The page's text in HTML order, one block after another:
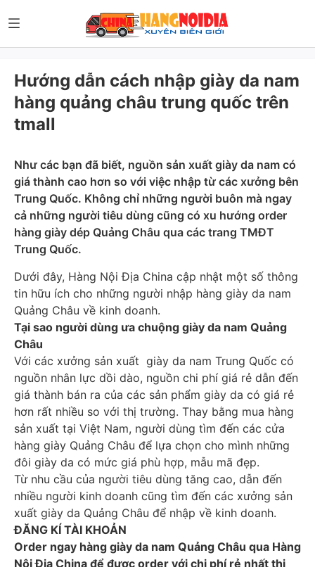
Hướng dẫn cách nhập giày da nam
hàng quảng châu trung quốc trên
tmall
Như các bạn đã biết, nguồn sản xuất giày da nam có
giá thành cao hơn so với việc nhập từ các xưởng bên
Trung Quốc. Không chỉ những người buôn mà ngay
cả những người tiêu dùng cũng có xu hướng order
hàng giày dép Quảng Châu qua các trang TMĐT
Trung Quốc.
Dưới đây, Hàng Nội Địa China cập nhật một số thông
tin hữu ích cho những người nhập hàng giày da nam
Quảng Châu về kinh doanh.
Tại sao người dùng ưa chuộng giày da nam Quảng
Châu
Với các xưởng sản xuất giày da nam Trung Quốc có
nguồn nhân lực dồi dào, nguồn chi phí giá rẻ dẫn đến
giá thành bán ra của các sản phẩm giày da có giá rẻ
hơn rất nhiều so với thị trường. Thay bằng mua hàng
sản xuất tại Việt Nam, người dùng tìm đến các cửa
hàng giày Quảng Châu để lựa chọn cho mình những
đôi giày da có mức giá phù hợp, mẫu mã đẹp.
Từ nhu cầu của người tiêu dùng tăng cao, dẫn đến
nhiều người kinh doanh cũng tìm đến các xưởng sản
xuất giày da Quảng Châu để nhập về kinh doanh.
ĐĂNG KÍ TÀI KHOẢN
Order ngay hàng giày da nam Quảng Châu qua Hàng
Nội Địa China để được order với chi phí rẻ nhất thị